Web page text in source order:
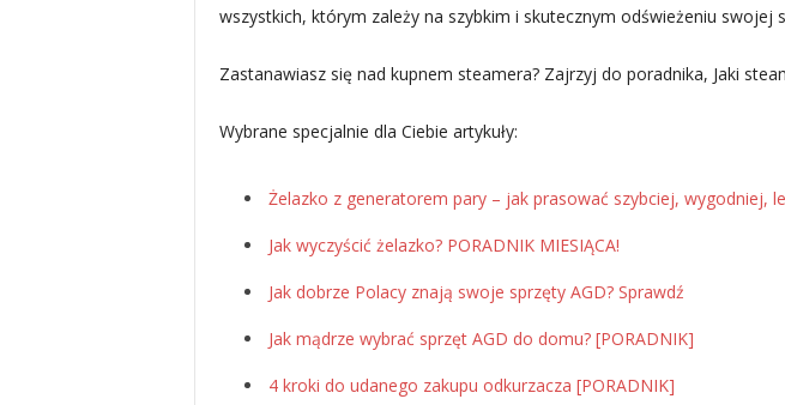
wszystkich, którym zależy na szybkim i skutecznym odświeżeniu swojej
Zastanawiasz się nad kupnem steamera? Zajrzyj do poradnika, Jaki
Wybrane specjalnie dla Ciebie artykuły:
Żelazko z generatorem pary – jak prasować szybciej, wygodniej,
Jak wyczyścić żelazko? PORADNIK MIESIĄCA!
Jak dobrze Polacy znają swoje sprzęty AGD? Sprawdź
Jak mądrze wybrać sprzęt AGD do domu? [PORADNIK]
4 kroki do udanego zakupu odkurzacza [PORADNIK]